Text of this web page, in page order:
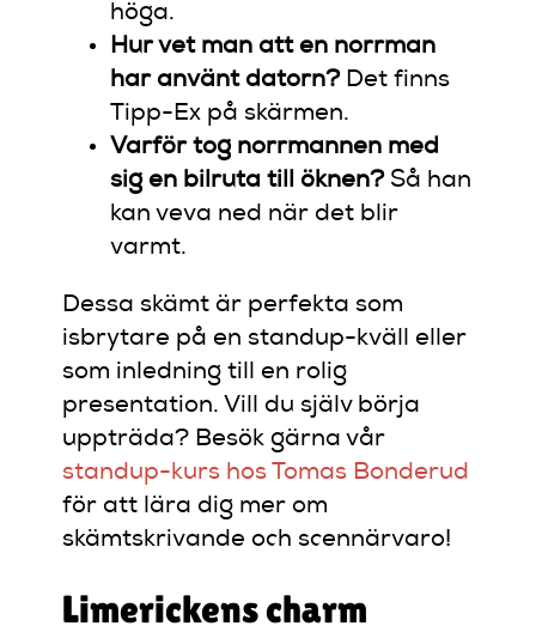
höga.
Hur vet man att en norrman
har använt datorn?Det finns
Tipp-Ex på skärmen.
Varför tog norrmannen med
sig en bilruta till öknen?Så han
kan veva ned när det blir
varmt.
Dessa skämt är perfekta som
isbrytare på en standup-kväll eller
som inledning till en rolig
presentation. Vill du själv börja
uppträda? Besök gärna vår
standup-kurs hos Tomas Bonderud
för att lära dig mer om
skämtskrivande och scennärvaro!
Limerickens charm